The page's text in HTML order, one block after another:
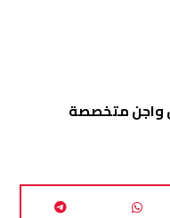
متخصصة